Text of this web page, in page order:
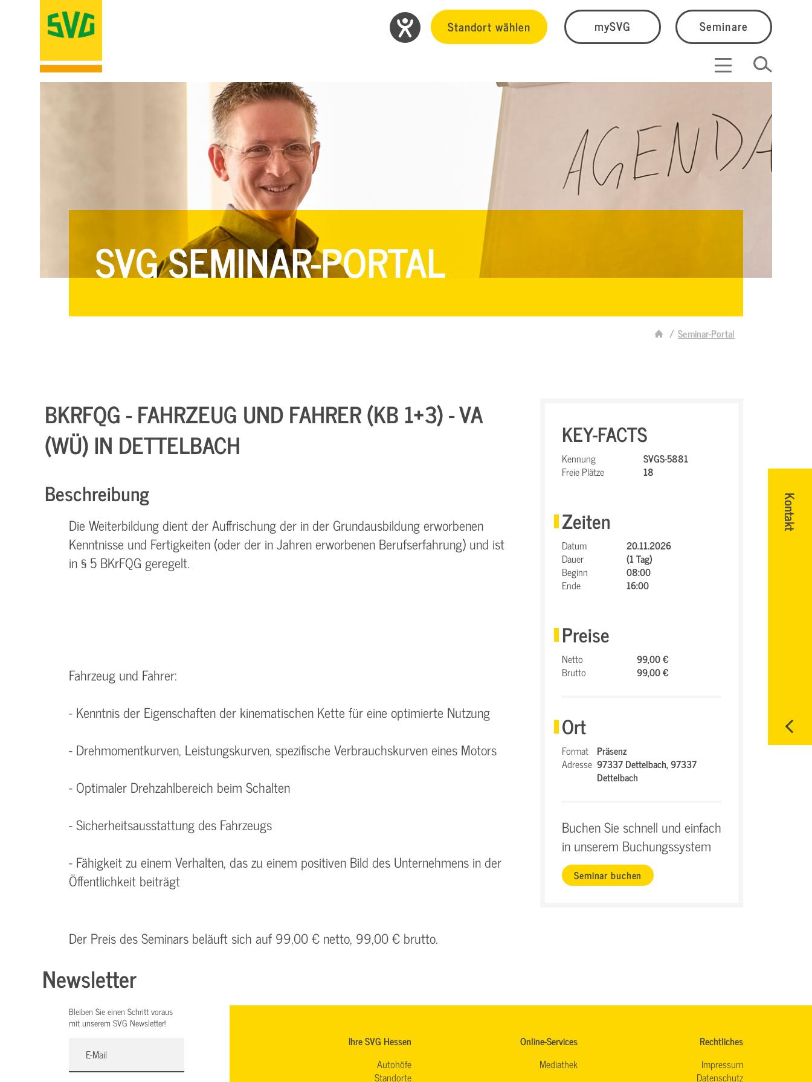
Standort wählen mySVG Seminare
SVG SEMINAR-PORTAL
Seminar-Portal
Kontakt
BKRFQG - FAHRZEUG UND FAHRER (KB 1+3) - VA
(WÜ) IN DETTELBACH
Beschreibung
Die Weiterbildung dient der Auffrischung der in der Grundausbildung erworbenen
Kenntnisse und Fertigkeiten (oder der in Jahren erworbenen Berufserfahrung) und ist
in § 5 BKrFQG geregelt.
Fahrzeug und Fahrer:
- Kenntnis der Eigenschaften der kinematischen Kette für eine optimierte Nutzung
- Drehmomentkurven, Leistungskurven, spezifische Verbrauchskurven eines Motors
- Optimaler Drehzahlbereich beim Schalten
- Sicherheitsausstattung des Fahrzeugs
- Fähigkeit zu einem Verhalten, das zu einem positiven Bild des Unternehmens in der
Öffentlichkeit beiträgt
Der Preis des Seminars beläuft sich auf 99,00 € netto, 99,00 € brutto.
KEY-FACTS
Kennung
SVGS-5881
Freie Plätze
18
Zeiten
Datum
20.11.2026
Dauer
(1 Tag)
Beginn
08:00
Ende
16:00
Preise
Netto
99,00 €
Brutto
99,00 €
Ort
Format Präsenz
Adresse 97337 Dettelbach,97337
Dettelbach
Buchen Sie schnell und einfach
in unserem Buchungssystem
Seminar buchen
Newsletter
Bleiben Sie einen Schritt voraus
mit unserem SVG Newsletter!
Ihre SVG Hessen
Autohöfe
Standorte
Online-Services
Mediathek
Rechtliches
Impressum
Datenschutz